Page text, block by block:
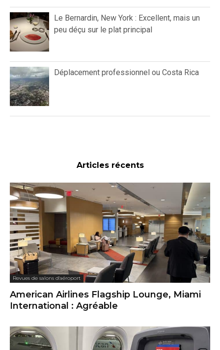
Le Bernardin, New York : Excellent, mais un
peu déçu sur le plat principal
Déplacement professionnel ou Costa Rica
Articles récents
Revues de salons d'aéroport
American Airlines Flagship Lounge, Miami
International : Agréable